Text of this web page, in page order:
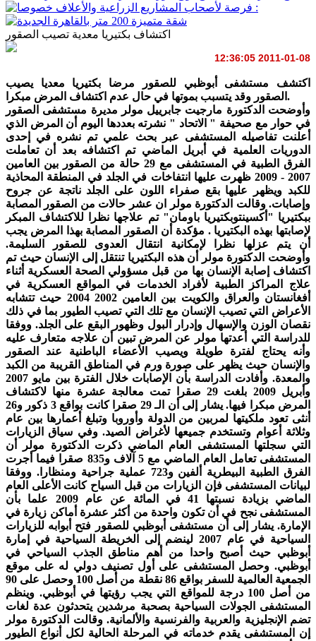
اكتشاف بكتيريا معدية تصيب الصقور
2011-01-08 12:36:05
اكتشف مستشفى أبوظبي للصقور مرضا بكتيريا معديا يصيب
الصقور وقد يتسبب بموتها في حال عدم اكتشاف المرض مبكرا.
وأوضحت الدكتورة مارجيت جابرييل مولر مديرة مستشفى الصقور
في حوار مع صحيفة " الاتحاد " نشرته بعددها اليوم أن المرض الذي
أعلنت تفاصيله المستشفى عبر بحث علمي تم نشره في إحدى
الدوريات العلمية في أبريل الماضي تم اكتشافه بعد أن تعاملت
الفرق الطبية في المستشفى مع 29 حالة من الصقور بين العامين
2007 - 2009 ظهرت عليها انتفاخات في الجلد في المنطقة المحاذية
للكبد ويظهر عليها بقع صفراء اللون على الجلد ناتجة عن جروح
وإصابات. وقالت الدكتورة مولر ان عشر حالات من الصقور المصابة
ببكتيريا "أكسينتوبكتيريا باومان" تم علاجها نظرا للاكتشاف المبكر
لإصابتها بهذه البكتيريا . مؤكدة أن الصقور المصابة بهذا المرض يجب
أن يتم عزلها نظرا لإمكانية انتقال العدوى للصقور السليمة.
وأوضحت الدكتورة مولر أن هذه البكتيريا تنتقل إلى الإنسان حيث تم
اكتشاف إصابة الإنسان بها من قبل مسؤولي الصحة العسكرية أثناء
علاج المراكز الطبية لأفراد الخدمات في المواقع العسكرية في
أفغانستان والعراق والكويت بين العامين 2002 2004 حيث تتشابه
الأعراض التي تصيب الإنسان مع تلك التي تصيب الطيور بما في ذلك
نقصان الوزن والإسهال وإدرار البول وظهور البقع على الجلد. ووفقا
للدراسة التي أعدتها مولر عن المرض تبين أن علاجه متعارف عليه
وأنه يحتاج لفترة طويلة ويصيب الأعضاء الباطنية عند الصقور
والإنسان حيث يظهر على صورة ورم في المناطق القريبة من الكبد
والمعدة. وأفادت الدراسة بأن الإصابات خلال الفترة بين مايو 2007
وأبريل 2009 بلغت 29 صقرا تمت معالجة عشرة منها لاكتشاف
المرض مبكرا فيها. يشار إلى أن الـ 29 صقرا كانت بواقع 3 ذكور و26
أنثى تعود ملكيتها لمربين من الدولة وأوروبا وتبلغ أعمارها بين عام
وثلاثة أعوام وتستخدم جميعها لأغراض الصيد. وفي سياق الزيارات
التي سجلتها المستشفى العام الماضي ذكرت الدكتورة مولر أن
المستشفى تعامل العام الماضي مع 5 آلاف و835 صقرا فيما أجرت
الفرق الطبية البيطرية ألفين و723 عملية جراحية ومنظارا. ووفقا
لبيانات المستشفى فإن الزيارات من قبل السياح كانت الأعلى العام
الماضي بزيادة نسبتها 41 في المائة عن عام 2009 علما بأن
المستشفى نجح في أن تكون واحدة من أكثر عشرة أماكن زيارة في
الإمارة. يشار إلى أن مستشفى أبوظبي للصقور فتح أبوابه للزيارات
السياحية في عام 2007 لينضم إلى الخريطة السياحية في إمارة
أبوظبي حيث أصبح واحدا من أهم مناطق الجذب السياحي في
أبوظبي. وحصل المستشفى على أول تصنيف دولي له على موقع
الجمعية العالمية للسفر بواقع 86 نقطة من أصل 100 وحصل على 90
من أصل 100 درجة للمواقع التي يجب رؤيتها في أبوظبي. وينظم
المستشفى الجولات السياحية بصحبة مرشدين يتحدثون عدة لغات
تضم الإنجليزية والعربية والفرنسية والألمانية. وقالت الدكتورة مولر
إن المستشفى يقدم خدماته في المرحلة الحالية لكل أنواع الطيور